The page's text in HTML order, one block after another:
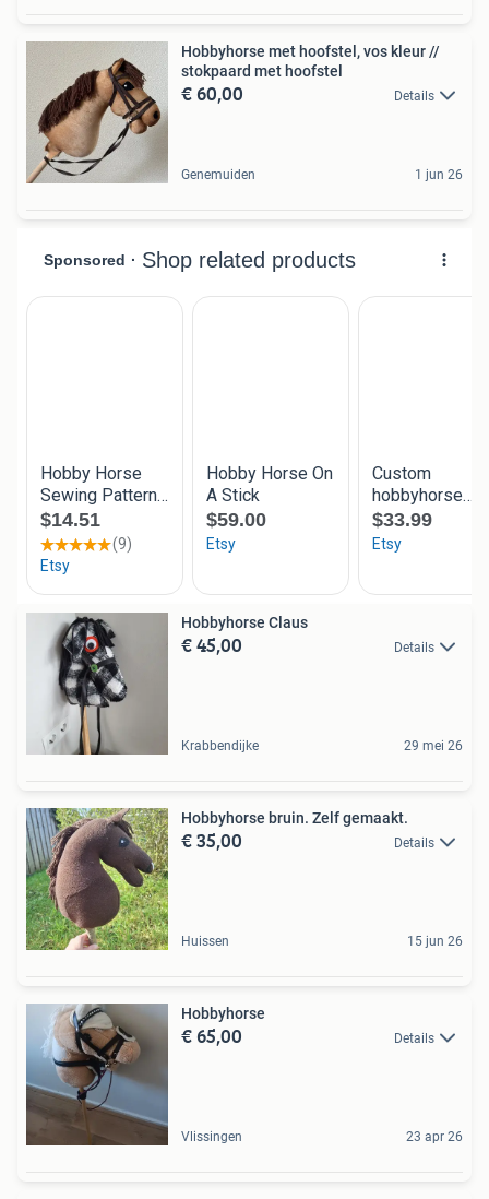
Hobbyhorse met hoofstel, vos kleur //
stokpaard met hoofstel
€ 60,00 Details
Genemuiden 1 jun 26
Hobbyhorse Claus
€ 45,00 Details
Krabbendijke 29 mei 26
Hobbyhorse bruin. Zelf gemaakt.
€ 35,00 Details
Huissen 15 jun 26
Hobbyhorse
€ 65,00 Details
Vlissingen 23 apr 26